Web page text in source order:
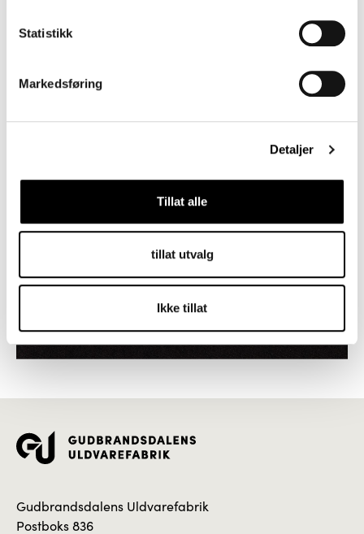
Statistikk
Markedsføring
Detaljer
Tillat alle
tillat utvalg
Ikke tillat
190 Svart
Gudbrandsdalens Uldvarefabrik
Postboks 836